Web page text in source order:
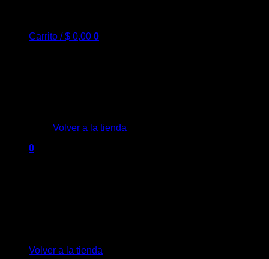
Carrito /$ 0,00 0
Volver a la tienda
0
Volver a la tienda